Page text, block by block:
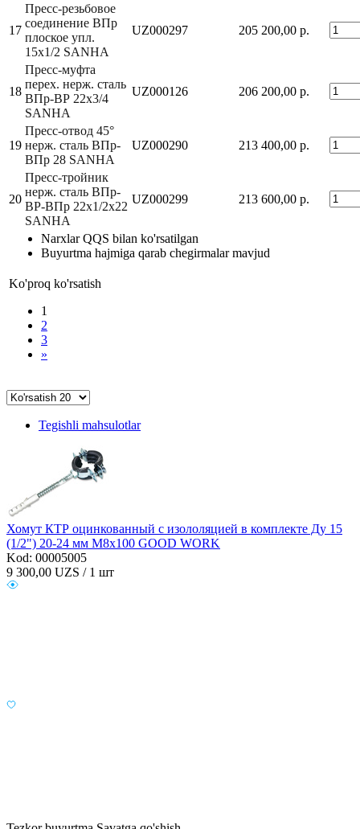
17
Пресс-резьбовое
соединение ВПр
плоское упл.
15x1/2 SANHA
UZ000297 205 200,00 р.
18
Пресс-муфта
перех. нерж. сталь
ВПр-ВР 22x3/4
SANHA
UZ000126 206 200,00 р.
19
Пресс-отвод 45°
нерж. сталь ВПр-
ВПр 28 SANHA
UZ000290 213 400,00 р.
20
Пресс-тройник
нерж. сталь ВПр-
ВР-ВПр 22x1/2x22
SANHA
UZ000299 213 600,00 р.
Narxlar QQS bilan ko'rsatilgan
Buyurtma hajmiga qarab chegirmalar mavjud
Ko'proq ko'rsatish
1
2
3
»
Tegishli mahsulotlar
Хомут КТР оцинкованный с изололяцией в комплекте Ду 15
(1/2") 20-24 мм М8x100 GOOD WORK
Kod: 00005005
9 300,00 UZS / 1 шт